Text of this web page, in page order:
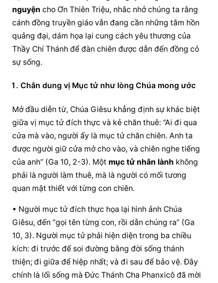
nguyện cho Ơn Thiên Triệu, nhắc nhở chúng ta rằng
cánh đồng truyền giáo vẫn đang cần những tâm hồn
quảng đại, dám họa lại cung cách yêu thương của
Thầy Chí Thánh để đàn chiên được dẫn đến đồng cỏ
sự sống.
Chân dung vị Mục tử như lòng Chúa mong ước
Mở đầu diễn từ, Chúa Giêsu khẳng định sự khác biệt
giữa vị mục tử đích thực và kẻ chăn thuê: “Ai đi qua
cửa mà vào, người ấy là mục tử chăn chiên. Anh ta
được người giữ cửa mở cho vào, và chiên nghe tiếng
của anh” (Ga 10, 2-3). Một mục tử nhân lành không
phải là người làm thuê, mà là người có mối tương
quan mật thiết với từng con chiên.
• Người mục tử đích thực họa lại hình ảnh Chúa
Giêsu, đến “gọi tên từng con, rồi dẫn chúng ra” (Ga
10, 3). Người mục tử phải hiện diện trong ba chiều
kích: đi trước để soi đường bằng đời sống thánh
thiện; đi giữa để hiệp nhất; và đi sau để bảo vệ. Đây
chính là lối sống mà Đức Thánh Cha Phanxicô đã mời